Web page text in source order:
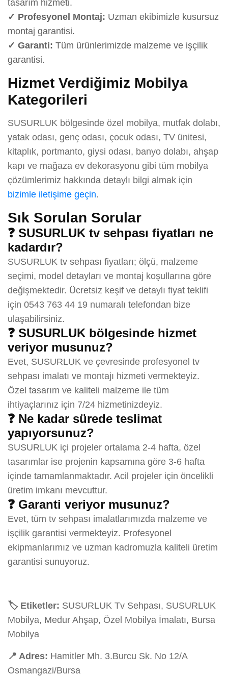
tasarım hizmeti.
✓ Profesyonel Montaj: Uzman ekibimizle kusursuz
montaj garantisi.
✓ Garanti: Tüm ürünlerimizde malzeme ve işçilik
garantisi.
Hizmet Verdiğimiz Mobilya
Kategorileri
SUSURLUK bölgesinde özel mobilya, mutfak dolabı,
yatak odası, genç odası, çocuk odası, TV ünitesi,
kitaplık, portmanto, giysi odası, banyo dolabı, ahşap
kapı ve mağaza ev dekorasyonu gibi tüm mobilya
çözümlerimiz hakkında detaylı bilgi almak için
bizimle iletişime geçin.
Sık Sorulan Sorular
❓ SUSURLUK tv sehpası fiyatları ne
kadardır?
SUSURLUK tv sehpası fiyatları; ölçü, malzeme
seçimi, model detayları ve montaj koşullarına göre
değişmektedir. Ücretsiz keşif ve detaylı fiyat teklifi
için 0543 763 44 19 numaralı telefondan bize
ulaşabilirsiniz.
❓ SUSURLUK bölgesinde hizmet
veriyor musunuz?
Evet, SUSURLUK ve çevresinde profesyonel tv
sehpası imalatı ve montajı hizmeti vermekteyiz.
Özel tasarım ve kaliteli malzeme ile tüm
ihtiyaçlarınız için 7/24 hizmetinizdeyiz.
❓ Ne kadar sürede teslimat
yapıyorsunuz?
SUSURLUK içi projeler ortalama 2-4 hafta, özel
tasarımlar ise projenin kapsamına göre 3-6 hafta
içinde tamamlanmaktadır. Acil projeler için öncelikli
üretim imkanı mevcuttur.
❓ Garanti veriyor musunuz?
Evet, tüm tv sehpası imalatlarımızda malzeme ve
işçilik garantisi vermekteyiz. Profesyonel
ekipmanlarımız ve uzman kadromuzla kaliteli üretim
garantisi sunuyoruz.
🏷️ Etiketler: SUSURLUK Tv Sehpası, SUSURLUK
Mobilya, Medur Ahşap, Özel Mobilya İmalatı, Bursa
Mobilya
📍 Adres: Hamitler Mh. 3.Burcu Sk. No 12/A
Osmangazi/Bursa